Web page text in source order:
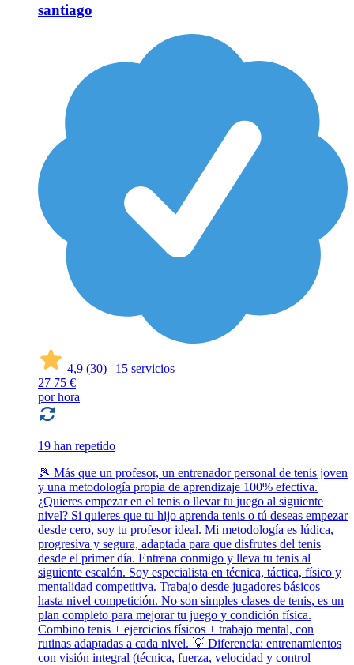
santiago
4,9 (30) | 15 servicios
27 75 €
por hora
19 han repetido
🎾 Más que un profesor, un entrenador personal de tenis joven
y una metodología propia de aprendizaje 100% efectiva.
¿Quieres empezar en el tenis o llevar tu juego al siguiente
nivel? Si quieres que tu hijo aprenda tenis o tú deseas empezar
desde cero, soy tu profesor ideal. Mi metodología es lúdica,
progresiva y segura, adaptada para que disfrutes del tenis
desde el primer día. Entrena conmigo y lleva tu tenis al
siguiente escalón. Soy especialista en técnica, táctica, físico y
mentalidad competitiva. Trabajo desde jugadores básicos
hasta nivel competición. No son simples clases de tenis, es un
plan completo para mejorar tu juego y condición física.
Combino tenis + ejercicios físicos + trabajo mental, con
rutinas adaptadas a cada nivel. 💡 Diferencia: entrenamientos
con visión integral (técnica, fuerza, velocidad y control